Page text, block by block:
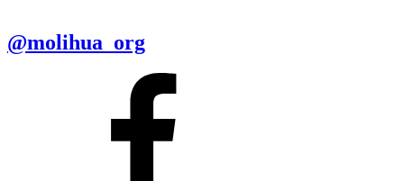
@molihua_org